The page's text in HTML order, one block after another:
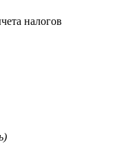
налогов